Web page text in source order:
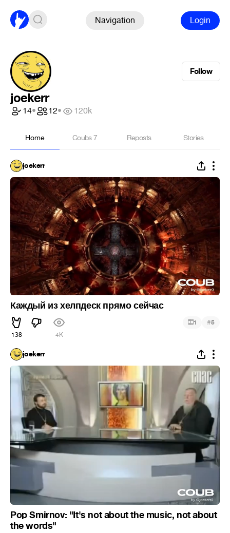
Navigation Login
Follow
joekerr
14• 12• 120k
Home Coubs7 Reposts Stories
joekerr
Каждый из хелпдеск прямо сейчас
138 4K
1 #5
joekerr
Pop Smirnov: "It's not about the music, not about
the words"